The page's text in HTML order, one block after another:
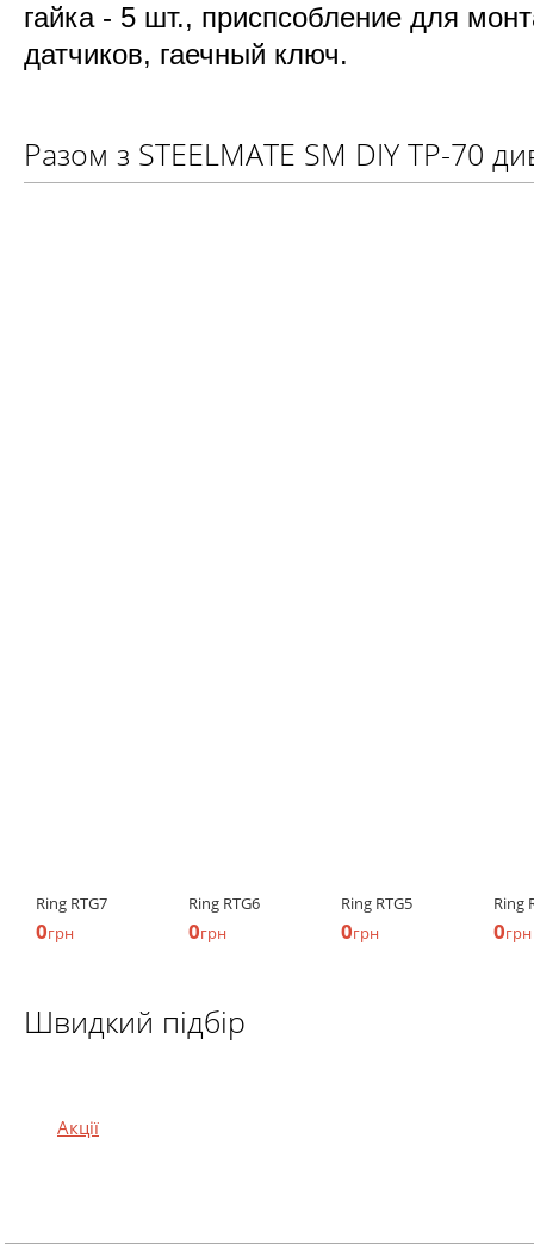
гайка - 5 шт., приспсобление для
датчиков, гаечный ключ.
Разом з STEELMATE SM DIY TP-70
Ring RTG7
0грн
Ring RTG6
0грн
Ring RTG5
0грн
Ring
0грн
Швидкий підбір
Акції